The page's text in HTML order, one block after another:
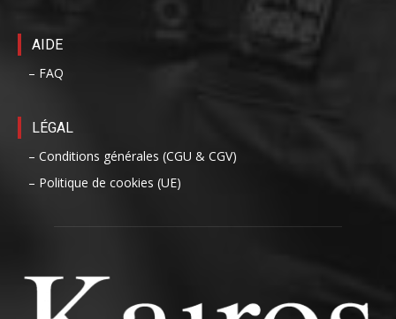
AIDE
– FAQ
LÉGAL
– Conditions générales (CGU & CGV)
– Politique de cookies (UE)